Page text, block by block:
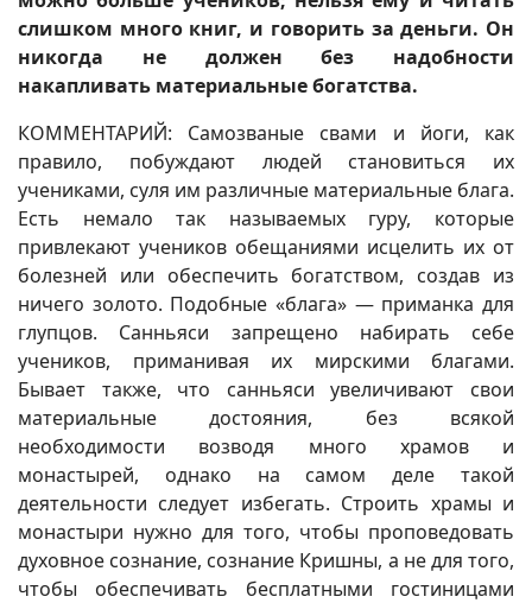
слишком много книг, и говорить за деньги. Он
никогда не должен без надобности
накапливать материальные богатства.
КОММЕНТАРИЙ: Самозваные свами и йоги, как
правило, побуждают людей становиться их
учениками, суля им различные материальные блага.
Есть немало так называемых гуру, которые
привлекают учеников обещаниями исцелить их от
болезней или обеспечить богатством, создав из
ничего золото. Подобные «блага» — приманка для
глупцов. Санньяси запрещено набирать себе
учеников, приманивая их мирскими благами.
Бывает также, что санньяси увеличивают свои
материальные достояния, без всякой
необходимости возводя много храмов и
монастырей, однако на самом деле такой
деятельности следует избегать. Строить храмы и
монастыри нужно для того, чтобы проповедовать
духовное сознание, сознание Кришны, а не для того,
чтобы обеспечивать бесплатными гостиницами